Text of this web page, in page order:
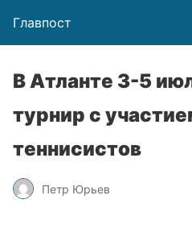
Главпост
В Атланте 3-5
турнир с
теннисистов
Петр Юрьев